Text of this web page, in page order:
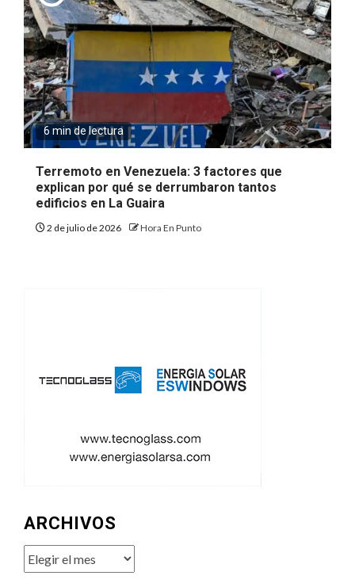
6 min de lectura
Terremoto en Venezuela: 3 factores que
explican por qué se derrumbaron tantos
edificios en La Guaira
2 de julio de 2026 Hora En Punto
ARCHIVOS
Archivos